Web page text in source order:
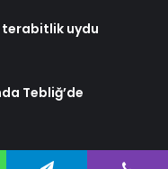
terabitlik uydu
Tebliğ’de